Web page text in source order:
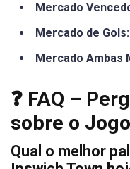
Mercado
Mercado de Gols:
Mercado Ambas
❓ FAQ –
sobre o Jogo
Qual o melhor